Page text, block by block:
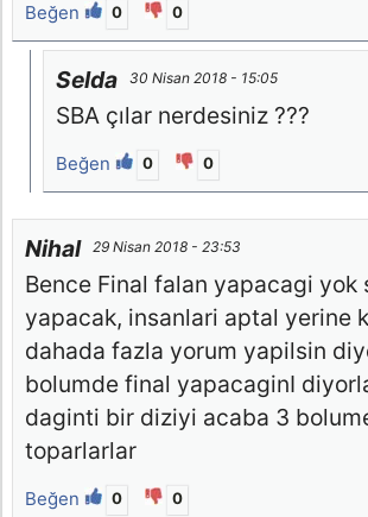
Beğen 0 0
Selda 30 Nisan 2018 - 15:05
SBA çılar nerdesiniz ???
Beğen 0 0
Nihal 29 Nisan 2018 - 23:53
Bence Final falan yapacagi yok
yapacak, insanlari aptal yerine
dahada fazla yorum yapilsin
bolumde final yapacaginI
daginti bir diziyi acaba 3
toparlarlar
Beğen 0 0